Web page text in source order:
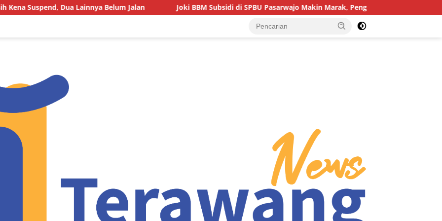
Lainnya Belum Jalan Joki BBM Subsidi di SPBU Pasarwajo Makin Marak, Pengendara: “Polres Buton Dimana, Masa